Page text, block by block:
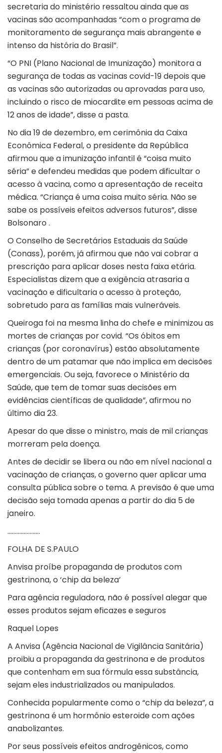
secretaria do ministério ressaltou ainda que as
vacinas são acompanhadas “com o programa de
monitoramento de segurança mais abrangente e
intenso da história do Brasil”.
“O PNI (Plano Nacional de Imunização) monitora a
segurança de todas as vacinas covid-19 depois que
as vacinas são autorizadas ou aprovadas para uso,
incluindo o risco de miocardite em pessoas acima de
12 anos de idade”, disse a pasta.
No dia 19 de dezembro, em cerimônia da Caixa
Econômica Federal, o presidente da República
afirmou que a imunização infantil é “coisa muito
séria” e defendeu medidas que podem dificultar o
acesso à vacina, como a apresentação de receita
médica. “Criança é uma coisa muito séria. Não se
sabe os possíveis efeitos adversos futuros”, disse
Bolsonaro .
O Conselho de Secretários Estaduais da Saúde
(Conass), porém, já afirmou que não vai cobrar a
prescrição para aplicar doses nesta faixa etária.
Especialistas dizem que a exigência atrasaria a
vacinação e dificultaria o acesso à proteção,
sobretudo para as famílias mais vulneráveis.
Queiroga foi na mesma linha do chefe e minimizou as
mortes de crianças por covid. “Os óbitos em
crianças (por coronavírus) estão absolutamente
dentro de um patamar que não implica em decisões
emergenciais. Ou seja, favorece o Ministério da
Saúde, que tem de tomar suas decisões em
evidências científicas de qualidade”, afirmou no
último dia 23.
Apesar do que disse o ministro, mais de mil crianças
morreram pela doença.
Antes de decidir se libera ou não em nível nacional a
vacinação de crianças, o governo quer aplicar uma
consulta pública sobre o tema. A previsão é que uma
decisão seja tomada apenas a partir do dia 5 de
janeiro.
………………….
FOLHA DE S.PAULO
Anvisa proíbe propaganda de produtos com
gestrinona, o ‘chip da beleza’
Para agência reguladora, não é possível alegar que
esses produtos sejam eficazes e seguros
Raquel Lopes
A Anvisa (Agência Nacional de Vigilância Sanitária)
proibiu a propaganda da gestrinona e de produtos
que contenham em sua fórmula essa substância,
sejam eles industrializados ou manipulados.
Conhecida popularmente como o “chip da beleza”, a
gestrinona é um hormônio esteroide com ações
anabolizantes.
Por seus possíveis efeitos androgênicos, como